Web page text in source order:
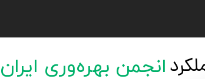
عملکرد بیشتر
انجمن بهره‌وری ایران